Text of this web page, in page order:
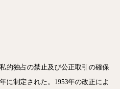
的独占の禁止及び公正取引の確保
に制定された。1953年の改正によ